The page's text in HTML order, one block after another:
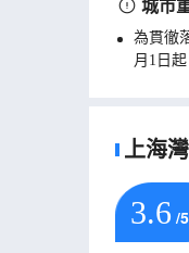
為貫徹
月1日
上海
3.6 /